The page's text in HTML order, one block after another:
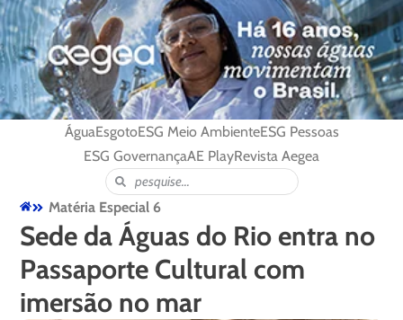
ÁguaEsgotoESG Meio AmbienteESG Pessoas
ESG GovernançaAE PlayRevista Aegea
Matéria Especial 6
Sede da Águas do Rio entra no
Passaporte Cultural com
imersão no mar